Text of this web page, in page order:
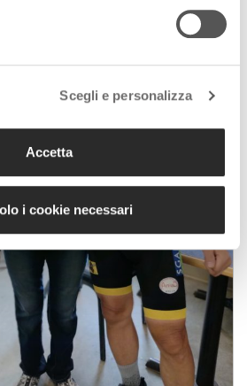
Scegli e personalizza
Accetta
i cookie necessari